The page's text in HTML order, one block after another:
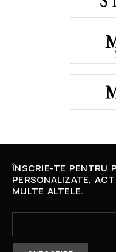
ÎNSCRIE-TE PENTRU
PERSONALIZATE,
MULTE ALTELE.